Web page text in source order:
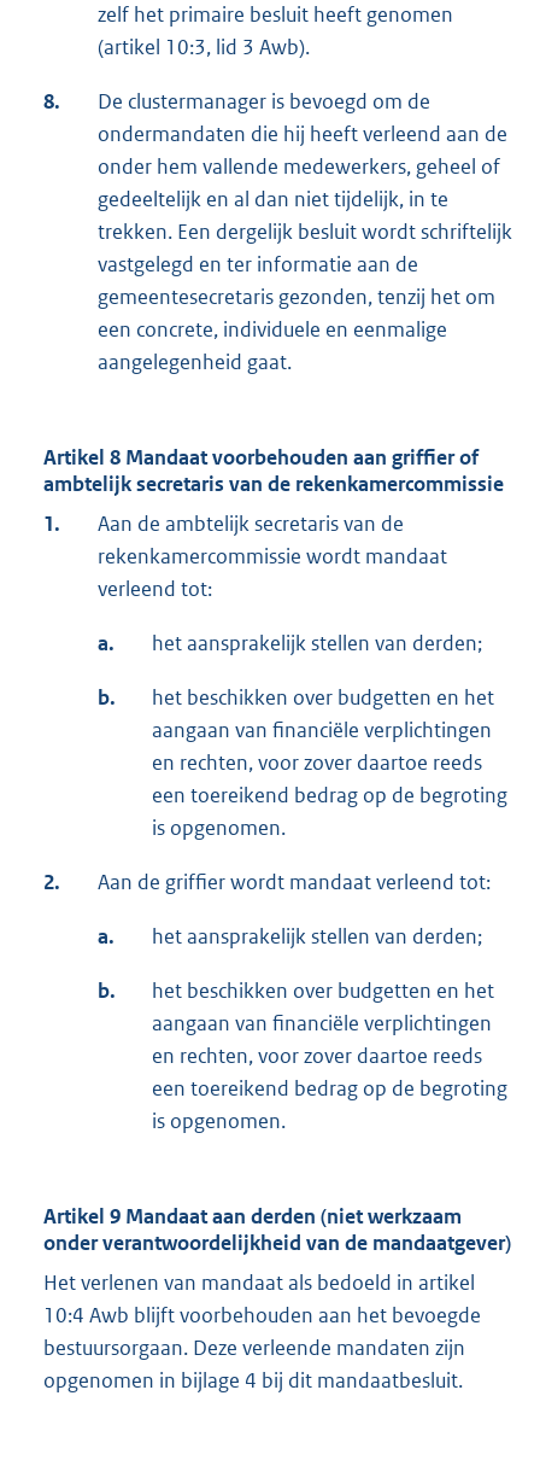
zelf het primaire besluit heeft genomen
(artikel 10:3, lid 3 Awb).
8.
De clustermanager is bevoegd om de
ondermandaten die hij heeft verleend aan de
onder hem vallende medewerkers, geheel of
gedeeltelijk en al dan niet tijdelijk, in te
trekken. Een dergelijk besluit wordt schriftelijk
vastgelegd en ter informatie aan de
gemeentesecretaris gezonden, tenzij het om
een concrete, individuele en eenmalige
aangelegenheid gaat.
Artikel 8 Mandaat voorbehouden aan griffier of
ambtelijk secretaris van de rekenkamercommissie
1.
Aan de ambtelijk secretaris van de
rekenkamercommissie wordt mandaat
verleend tot:
a. het aansprakelijk stellen van derden;
b.
het beschikken over budgetten en het
aangaan van financiële verplichtingen
en rechten, voor zover daartoe reeds
een toereikend bedrag op de begroting
is opgenomen.
2. Aan de griffier wordt mandaat verleend tot:
a. het aansprakelijk stellen van derden;
b.
het beschikken over budgetten en het
aangaan van financiële verplichtingen
en rechten, voor zover daartoe reeds
een toereikend bedrag op de begroting
is opgenomen.
Artikel 9 Mandaat aan derden (niet werkzaam
onder verantwoordelijkheid van de mandaatgever)
Het verlenen van mandaat als bedoeld in artikel
10:4 Awb blijft voorbehouden aan het bevoegde
bestuursorgaan. Deze verleende mandaten zijn
opgenomen in bijlage 4 bij dit mandaatbesluit.